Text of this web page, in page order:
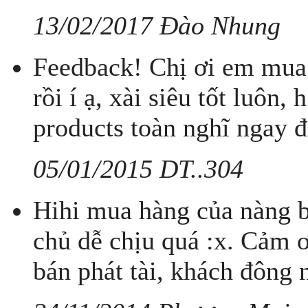
13/02/2017 Đào Nhung
Feedback! Chị ơi em
rồi í ạ, xài siêu tốt luôn,
products toàn nghĩ ngay
05/01/2015 DT..304
Hihi mua hàng của nàng
chủ dễ chịu quá :x. Cảm
bán phát tài, khách đông